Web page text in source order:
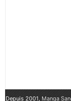
Depuis 2001, Manga